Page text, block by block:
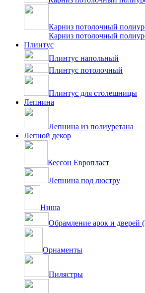
Карниз потолочный
Карниз потолочный
Плинтус
Плинтус напольный
Плинтус потолочный
Плинтус для столешницы
Лепнина
Лепнина из полиуретана
Лепной декор
Кессон Европласт
Лепнина под люстру
Ниша
Обрамление арок и дверей
Орнаменты
Пилястры